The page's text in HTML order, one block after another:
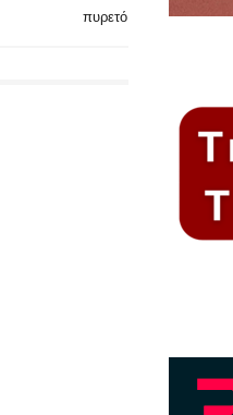
πυρετό